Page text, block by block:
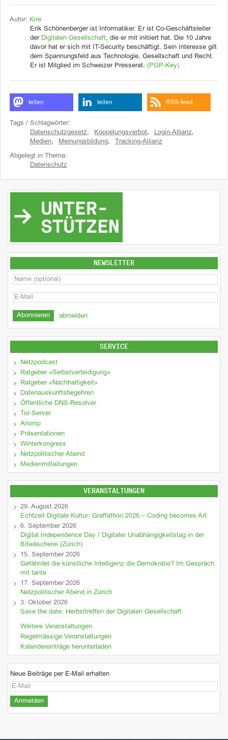
Autor: Kire
Erik Schönenberger ist Informatiker. Er ist Co-Geschäftsleiter
der Digitalen Gesellschaft, die er mit initiiert hat. Die 10 Jahre
davor hat er sich mit IT-Security beschäftigt. Sein Interesse gilt
dem Spannungsfeld aus Technologie, Gesellschaft und Recht.
Er ist Mitglied im Schweizer Presserat. (PGP-Key)
teilen teilen RSS-feed
Tags / Schlagwörter:
Datenschutzgesetz, Koppelungsverbot, Login-Allianz,
Medien, Meinungsbildung, Tracking-Allianz
Abgelegt in Thema:
Datenschutz
NEWSLETTER
abmelden
SERVICE
Netzpodcast
Ratgeber «Selbstverteidigung»
Ratgeber «Nachhaltigkeit»
Datenauskunftsbegehren
Öffentliche DNS-Resolver
Tor-Server
Anonip
Präsentationen
Winterkongress
Netzpolitischer Abend
Medienmitteilungen
VERANSTALTUNGEN
29. August 2026
Echtzeit Digitale Kultur: Graffathon 2026 – Coding becomes Art
6. September 2026
Digital Independence Day / Digitaler Unabhängigkeitstag in der
Bitwäscherei (Zürich)
15. September 2026
Gefährdet die künstliche Intelligenz die Demokratie? Im Gespräch
mit tante
17. September 2026
Netzpolitischer Abend in Zürich
3. Oktober 2026
Save the date: Herbsttreffen der Digitalen Gesellschaft
Weitere Veranstaltungen
Regelmässige Veranstaltungen
Kalendereinträge herunterladen
Neue Beiträge per E-Mail erhalten